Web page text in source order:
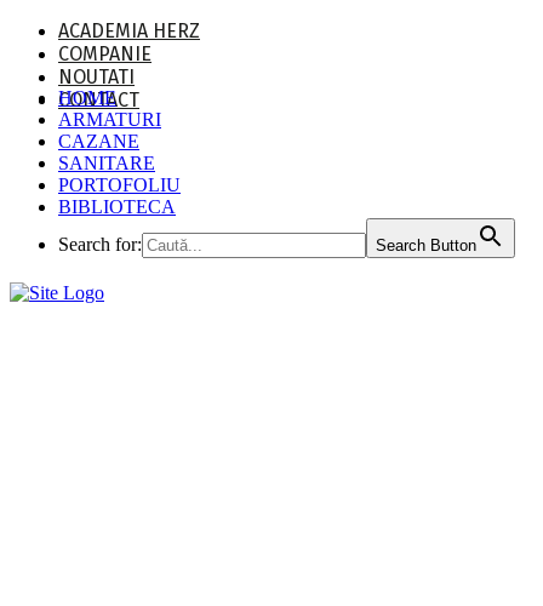
ACADEMIA HERZ
COMPANIE
NOUTATI
CONTACT
HOME
ARMATURI
CAZANE
SANITARE
PORTOFOLIU
BIBLIOTECA
Search for:
Search Button